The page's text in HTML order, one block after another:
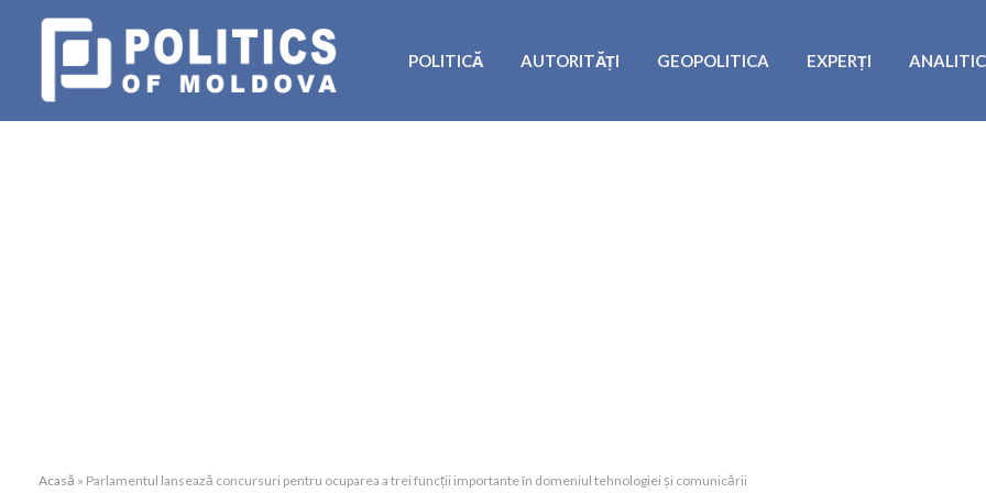
POLITICĂ AUTORITĂȚI GEOPOLITICA EXPERȚI
Acasă » Parlamentul lansează concursuri pentru ocuparea a trei funcții importante în domeniul tehnologiei și comunicării